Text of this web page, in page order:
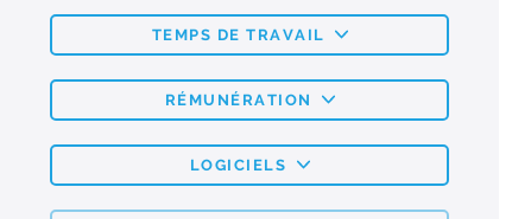
TEMPS DE TRAVAIL
RÉMUNÉRATION
LOGICIELS